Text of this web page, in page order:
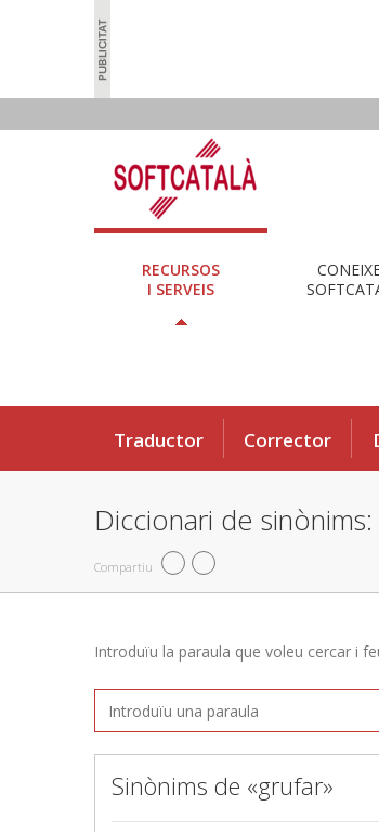
RECURSOS
I SERVEIS
Traductor Corrector
Diccionari de sinònims:
Compartiu
Introduïu la paraula que voleu cercar i
Sinònims de «grufar»